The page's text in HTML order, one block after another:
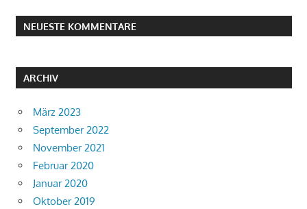
NEUESTE KOMMENTARE
ARCHIV
März 2023
September 2022
November 2021
Februar 2020
Januar 2020
Oktober 2019